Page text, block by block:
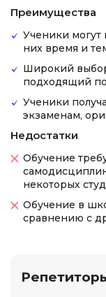
Преимущества
Ученики могут
них время и
Широкий
подходящий
Ученики
экзаменам,
Недостатки
Обучение
некоторых
Обучение в
сравнению с